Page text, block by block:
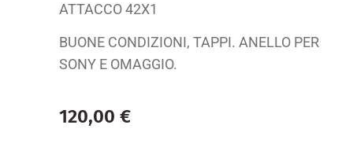
ATTACCO 42X1
BUONE CONDIZIONI, TAPPI. ANELLO PER
SONY E OMAGGIO.
120,00 €